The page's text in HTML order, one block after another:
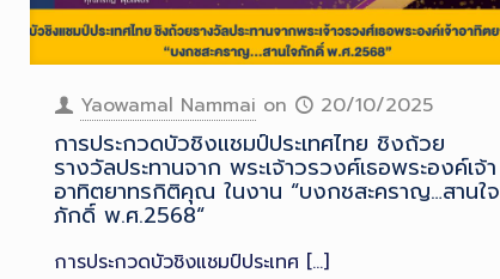
Yaowamal Nammai on 20/10/2025
การประกวดบัวชิงแชมป์ประเทศไทย ชิงถ้วย
รางวัลประทานจาก พระเจ้าวรวงศ์เธอพระองค์เจ้า
อาทิตยาทรกิติคุณ ในงาน “บงกชสะคราญ…สานใจ
ภักดิ์ พ.ศ.2568“
การประกวดบัวชิงแชมป์ประเทศ […]